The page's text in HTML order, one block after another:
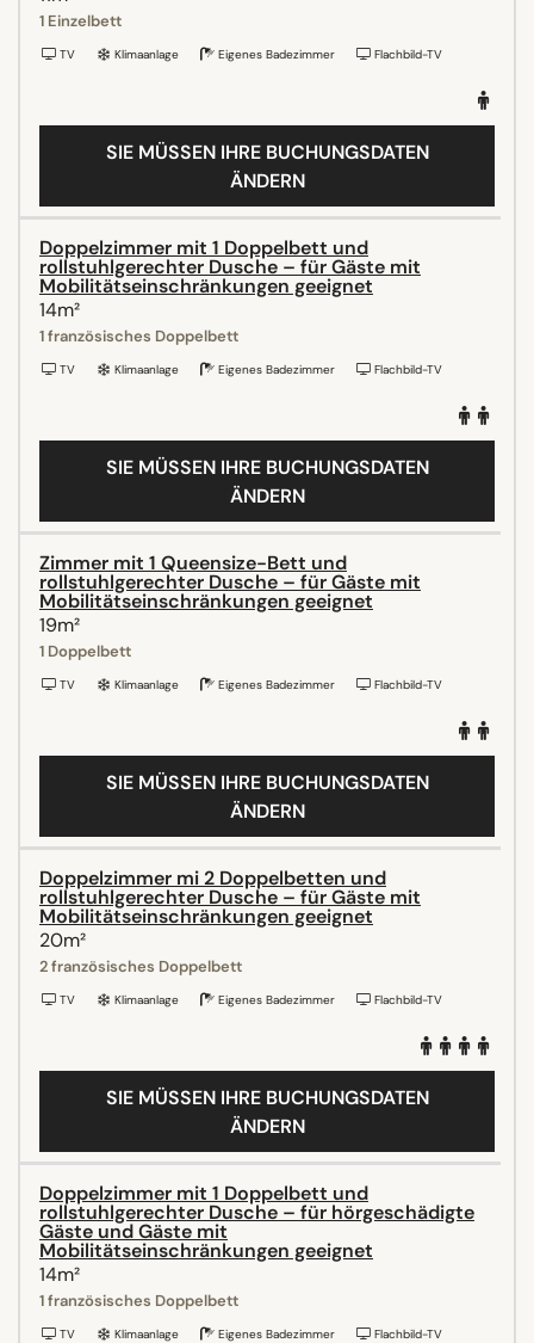
1 Einzelbett
TV Klimaanlage Eigenes Badezimmer Flachbild-TV
SIE MÜSSEN IHRE BUCHUNGSDATEN
ÄNDERN
Doppelzimmer mit 1 Doppelbett und
rollstuhlgerechter Dusche – für Gäste mit
Mobilitätseinschränkungen geeignet
14m²
1 französisches Doppelbett
TV Klimaanlage Eigenes Badezimmer Flachbild-TV
SIE MÜSSEN IHRE BUCHUNGSDATEN
ÄNDERN
Zimmer mit 1 Queensize-Bett und
rollstuhlgerechter Dusche – für Gäste mit
Mobilitätseinschränkungen geeignet
19m²
1 Doppelbett
TV Klimaanlage Eigenes Badezimmer Flachbild-TV
SIE MÜSSEN IHRE BUCHUNGSDATEN
ÄNDERN
Doppelzimmer mi 2 Doppelbetten und
rollstuhlgerechter Dusche – für Gäste mit
Mobilitätseinschränkungen geeignet
20m²
2 französisches Doppelbett
TV Klimaanlage Eigenes Badezimmer Flachbild-TV
SIE MÜSSEN IHRE BUCHUNGSDATEN
ÄNDERN
Doppelzimmer mit 1 Doppelbett und
rollstuhlgerechter Dusche – für hörgeschädigte
Gäste und Gäste mit
Mobilitätseinschränkungen geeignet
14m²
1 französisches Doppelbett
TV Klimaanlage Eigenes Badezimmer Flachbild-TV